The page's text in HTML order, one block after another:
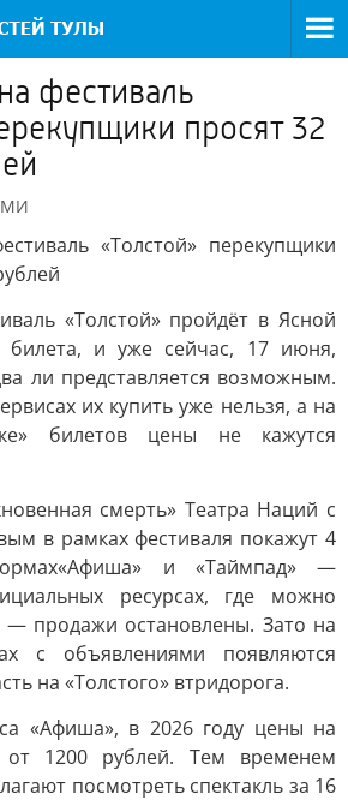
фестиваль
просят 32
«Толстой» перекупщики
«Толстой» пройдёт в Ясной
и уже сейчас, 17 июня,
ли представляется возможным.
их купить уже нельзя, а на
билетов цены не кажутся
смерть» Театра Наций с
в рамках фестиваля покажут 4
и «Таймпад» —
ресурсах, где можно
— продажи остановлены. Зато на
с объявлениями появляются
на «Толстого» втридорога.
«Афиша», в 2026 году цены на
от 1200 рублей. Тем временем
посмотреть спектакль за 16